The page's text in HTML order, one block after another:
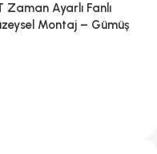
Zaman Ayarlı Fanlı
Montaj – Gümüş